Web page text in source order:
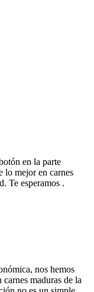
en la parte
lo mejor en carnes
Te esperamos .
nos hemos
maduras de la